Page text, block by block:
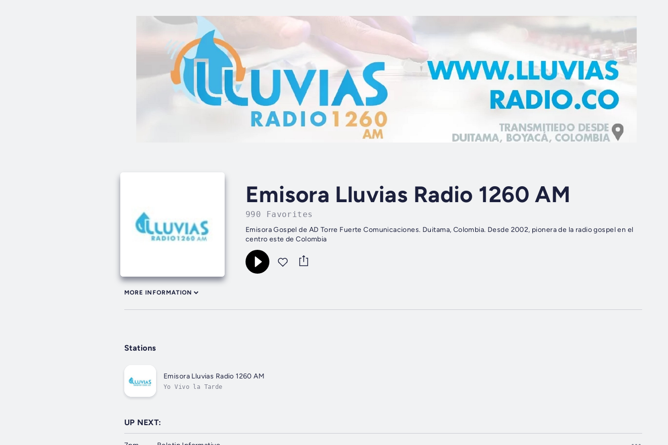
Emisora Lluvias Radio 1260 AM
990 Favorites
Emisora Gospel de AD Torre Fuerte Comunicaciones. Duitama, Colombia. Desde 2002, pionera de la radio gospel en el
centro este de Colombia
MORE INFORMATION
Stations
Emisora Lluvias Radio 1260 AM
Yo Vivo la Tarde
UP NEXT: